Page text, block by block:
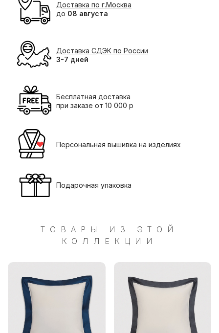
Доставка по г.Москва
до 08 августа
Доставка СДЭК по России
3-7 дней
Бесплатная доставка
при заказе от 10 000 р
Персональная вышивка на изделиях
Подарочная упаковка
ТОВАРЫ ИЗ ЭТОЙ
КОЛЛЕКЦИИ